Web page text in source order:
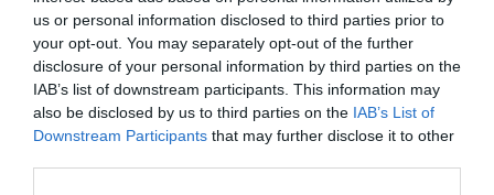
us or personal information disclosed to third parties prior to
your opt-out. You may separately opt-out of the further
disclosure of your personal information by third parties on the
IAB’s list of downstream participants. This information may
also be disclosed by us to third parties on the IAB’s List of
Downstream Participants that may further disclose it to other
λογικά σας; Ε, λοιπόν, ο Κικέρων έχει καλά νέα για εσάς.
Στο βιβλίο Το Δώρο της Ωριμότητας, ο μεγάλος
Ρωμαίος ρήτορας και πολιτικός περιγράφει
λεπτομερώς το πώς μπορούμε να κάνουμε το δεύτερο
μισό της ζωής μας το πιο ενδιαφέρον καθώς και το
γιατί μπορεί να ανακαλύψετε ότι το διάβασμα και η
κηπουρική πιθανόν να αποδειχθούν πολύ πιο